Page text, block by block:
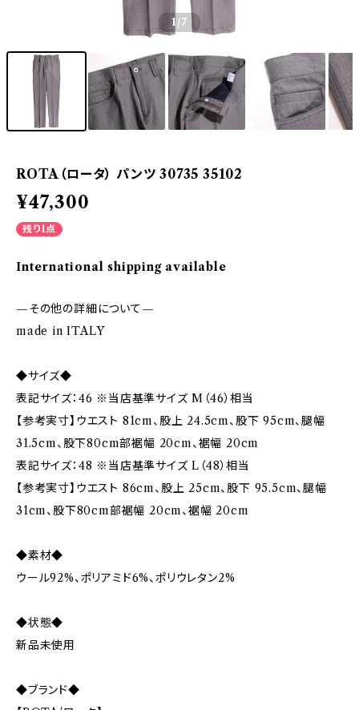
1 /7
ROTA（ロータ） パンツ 30735 35102
¥47,300
残り1点
International shipping available
—その他の詳細について—
made in ITALY
◆サイズ◆
表記サイズ：46 ※当店基準サイズ M（46）相当
【参考実寸】ウエスト 81cm、股上 24.5cm、股下 95cm、腿幅
31.5cm、股下80cm部裾幅 20cm、裾幅 20cm
表記サイズ：48 ※当店基準サイズ L（48）相当
【参考実寸】ウエスト 86cm、股上 25cm、股下 95.5cm、腿幅
31cm、股下80cm部裾幅 20cm、裾幅 20cm
◆素材◆
ウール92%、ポリアミド6%、ポリウレタン2%
◆状態◆
新品未使用
◆ブランド◆